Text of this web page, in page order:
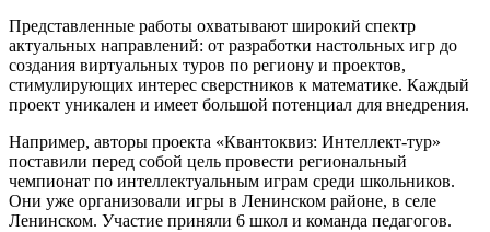
Представленные работы охватывают широкий спектр
актуальных направлений: от разработки настольных игр до
создания виртуальных туров по региону и проектов,
стимулирующих интерес сверстников к математике. Каждый
проект уникален и имеет большой потенциал для внедрения.
Например, авторы проекта «Квантоквиз: Интеллект-тур»
поставили перед собой цель провести региональный
чемпионат по интеллектуальным играм среди школьников.
Они уже организовали игры в Ленинском районе, в селе
Ленинском. Участие приняли 6 школ и команда педагогов.